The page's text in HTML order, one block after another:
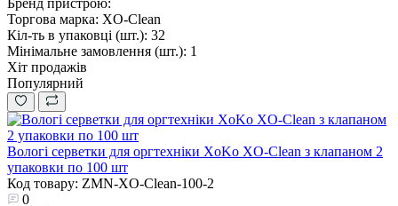
Торгова марка: XO-Clean
Кіл-ть в упаковці (шт.): 32
Мінімальне замовлення (шт.): 1
Хіт продажів
Популярний
Вологі серветки для оргтехніки XoKo XO-Clean з клапаном 2
упаковки по 100 шт
Код товару: ZMN-XO-Clean-100-2
0